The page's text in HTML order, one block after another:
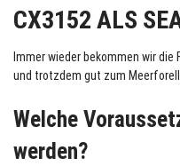
CX3152 ALS
Immer wieder bekommen wir
und trotzdem gut zum
Welche
werden?